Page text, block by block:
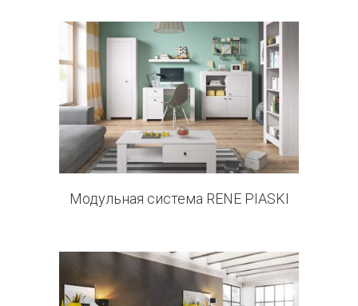
10 products
Модульная система RENE PIASKI